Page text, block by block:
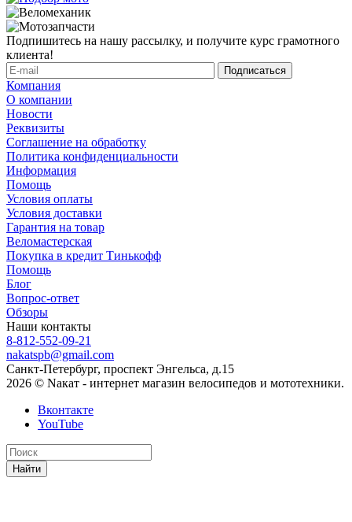
Подпишитесь на нашу рассылку, и получите курс грамотного
клиента!
Компания
О компании
Новости
Реквизиты
Соглашение на обработку
Политика конфиденциальности
Информация
Помощь
Условия оплаты
Условия доставки
Гарантия на товар
Веломастерская
Покупка в кредит Тинькофф
Помощь
Блог
Вопрос-ответ
Обзоры
Наши контакты
8-812-552-09-21
nakatspb@gmail.com
Санкт-Петербург, проспект Энгельса, д.15
2026 © Nакат - интернет магазин велосипедов и мототехники.
Вконтакте
YouTube
Найти